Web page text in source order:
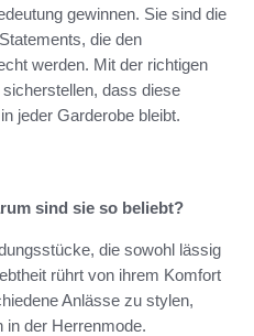
gewinnen. Sie sind die
die den
werden. Mit der richtigen
dass diese
jeder Garderobe bleibt.
sind sie so beliebt?
die sowohl lässig
rührt von ihrem Komfort
Anlässe zu stylen,
in der Herrenmode.